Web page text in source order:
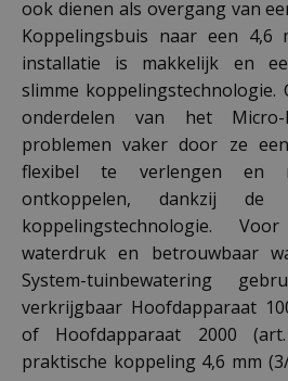
ook dienen als overgang van
Koppelingsbuis naar een 4,6
installatie is makkelijk en
slimme koppelingstechnologie.
onderdelen van het Micro-
problemen vaker door ze
flexibel te verlengen en
ontkoppelen, dankzij de
koppelingstechnologie.
waterdruk en betrouwbaar
System-tuinbewatering
verkrijgbaar Hoofdapparaat
of Hoofdapparaat 2000
praktische koppeling 4,6 mm